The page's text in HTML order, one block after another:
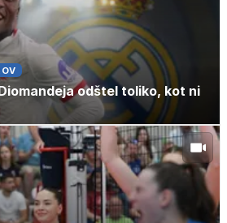
odštel toliko, kot ni